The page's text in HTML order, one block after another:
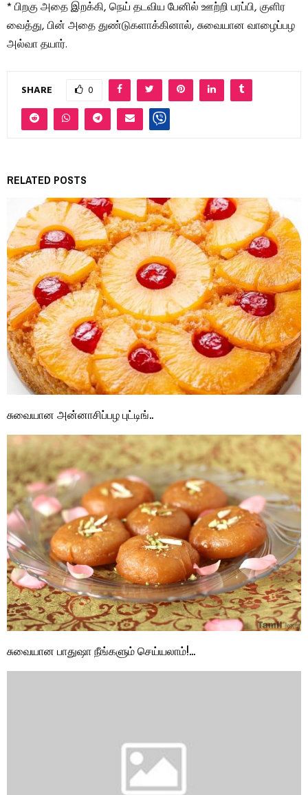
* பிறகு அதை இறக்கி, நெய் தடவிய பேனில் ஊற்றி பரப்பி, குளிர
வைத்து, பின் அதை துண்டுகளாக்கினால், சுவையான வாழைப்பழ
அல்வா தயார்.
SHARE 0
RELATED POSTS
சுவையான அன்னாசிப்பழ புட்டிங்..
சுவையான பாதுஷா நீங்களும் செய்யலாம்!…